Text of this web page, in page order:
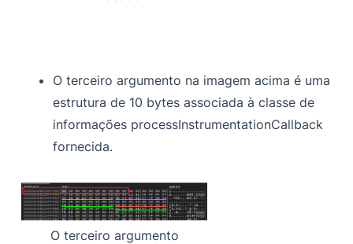
O terceiro argumento na imagem acima é uma
estrutura de 10 bytes associada à classe de
informações processInstrumentationCallback
fornecida.
O terceiro argumento